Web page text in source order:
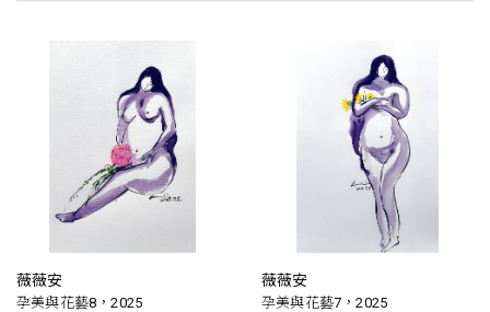
薇薇安
孕美與花藝8，2025
薇薇安
孕美與花藝7，2025